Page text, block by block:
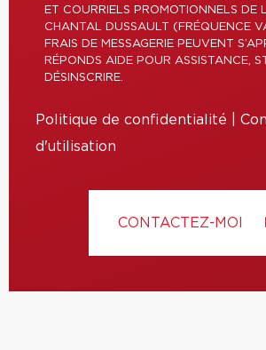
ET COURRIELS PROMOTIONNELS DE
CHANTAL DUSSAULT (FRÉQUENCE
FRAIS DE MESSAGERIE PEUVENT
RÉPONDS AIDE POUR ASSISTANCE,
DÉSINSCRIRE.
Politique de confidentialité
d'utilisation
CONTACTEZ-MOI